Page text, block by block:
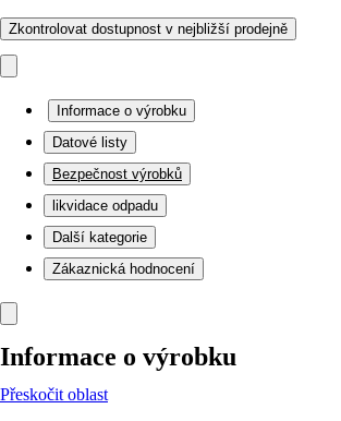
Zkontrolovat dostupnost v nejbližší prodejně
Informace o výrobku
Datové listy
Bezpečnost výrobků
likvidace odpadu
Další kategorie
Zákaznická hodnocení
Informace o výrobku
Přeskočit oblast